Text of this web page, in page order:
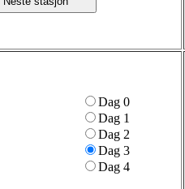
Dag 0
Dag 1
Dag 2
Dag 3
Dag 4